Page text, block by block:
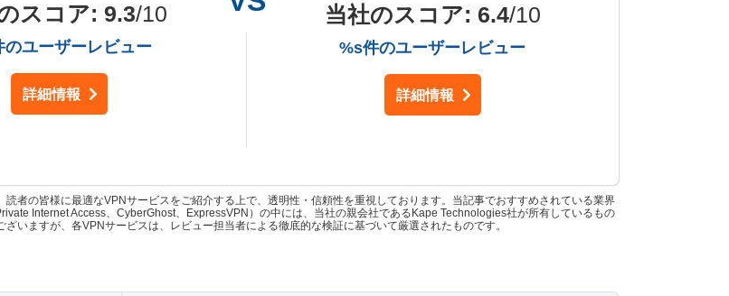
スコア: 9.3/10
のユーザーレビュー
詳細情報
当社のスコア: 6.4/10
%s件のユーザーレビュー
詳細情報
読者の皆様に最適なVPNサービスをご紹介する上で、透明性・信頼性を重視しております。当記事でおすすめされている業界
Internet Access、CyberGhost、ExpressVPN）の中には、当社の親会社であるKape Technologies社が所有しているもの
ざいますが、各VPNサービスは、レビュー担当者による徹底的な検証に基づいて厳選されたものです。